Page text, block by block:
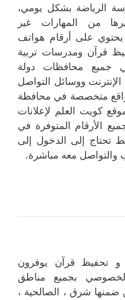
الرياضة بشكل يومي،
من المهارات غير
يحتوي على أرقام هواتف
قرآن ومدرسات تربية
جميع محافظات دولة
ووسائل التواصل
متخصصة في محافظة
كويت العلم لإعلانات
الأرقام المتوفرة في
تحتاج إلى الدخول إلى
والتواصل معه مباشرة.
و تحفيظ قرآن يوفرون
بجميع مناطق
شرق ، الصالحية ،